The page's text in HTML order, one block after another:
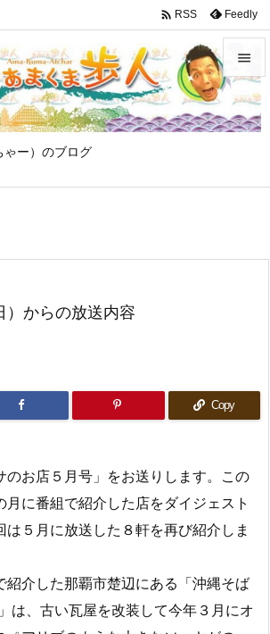
ゃー）のブログ


メニュ

 RSS Feedly
）からの放送内容
Copy
のお店５月号」をお送りします。この
月に番組で紹介した店をダイジェスト
は５月に放送した８軒を再び紹介しま
紹介した那覇市楚辺にある「沖縄そば
は、古い瓦屋を改装して今年３月にオ